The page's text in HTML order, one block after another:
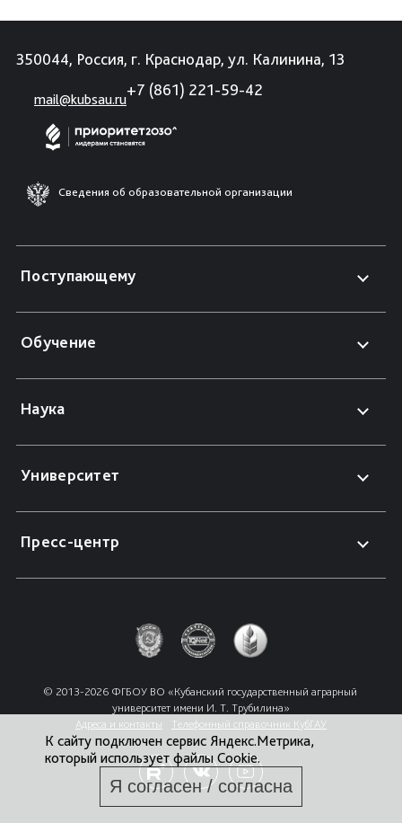
350044, Россия, г. Краснодар, ул. Калинина, 13
mail@kubsau.ru
+7 (861) 221-59-42
Сведения об образовательной организации
Поступающему
Обучение
Наука
Университет
Пресс-центр
© 2013-2026 ФГБОУ ВО «Кубанский государственный аграрный
университет имени И. Т. Трубилина»
Адреса и контакты
Телефонный справочник КубГАУ
К сайту подключен сервис Яндекс.Метрика,
который использует файлы Cookie.
Я согласен / согласна